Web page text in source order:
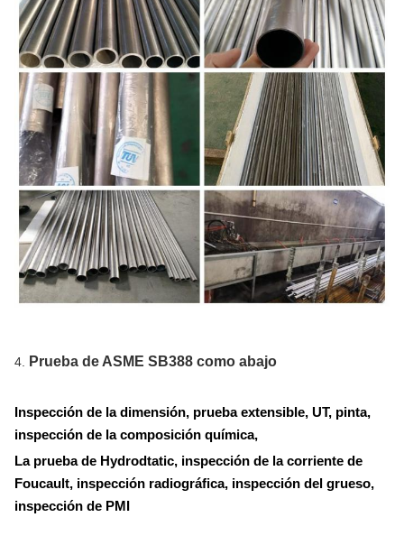
4. Prueba de ASME SB388 como abajo
Inspección de la dimensión, prueba extensible, UT, pinta,
inspección de la composición química,
La prueba de Hydrodtatic, inspección de la corriente de
Foucault, inspección radiográfica, inspección del grueso,
inspección de PMI